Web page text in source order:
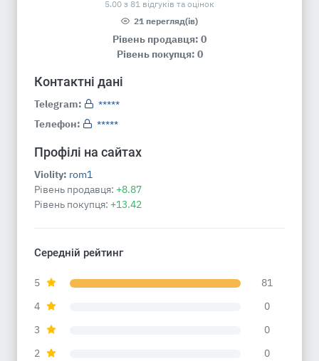
5.00 з 81 відгуків та оцінок
21 перегляд(ів)
Рівень продавця: 0
Рівень покупця: 0
Контактні дані
Telegram:
*****
Телефон:
*****
Профілі на сайтах
Violity: rom1
Рівень продавця: +8.87
Рівень покупця: +13.42
Середній рейтинг
5
81
4
0
3
0
2
0